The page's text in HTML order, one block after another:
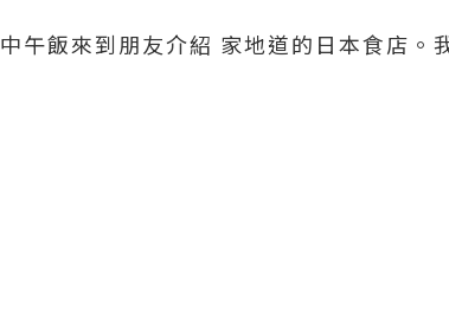
中午飯來到朋友介紹 家地道的日本食店。